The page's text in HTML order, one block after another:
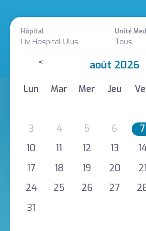
Hôpital
Liv Hospital Ulus
Unité
Tous
< août 2026
Lun Mar Mer Jeu
3
4 5 6 7
10
11 12 13
17
18 19 20 21
24
25 26 27
31